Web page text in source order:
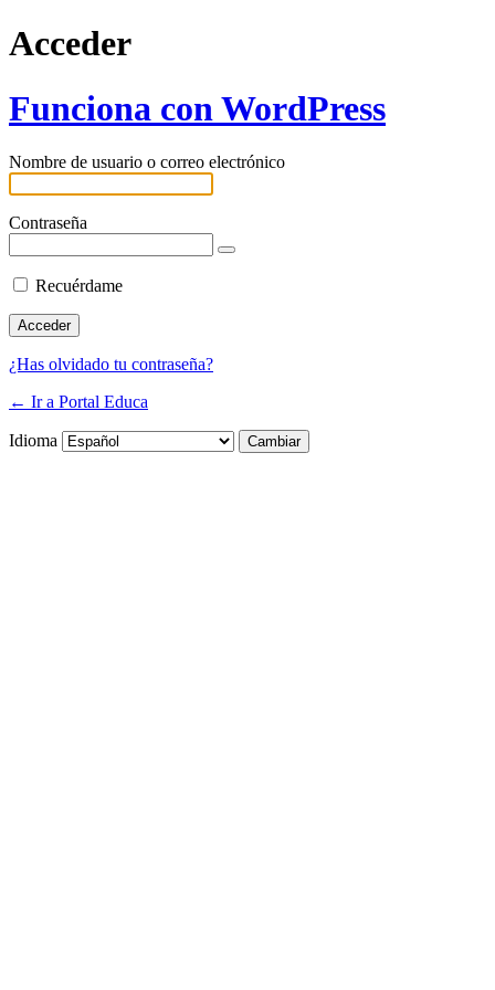
Acceder
Funciona con WordPress
Nombre de usuario o correo electrónico
Contraseña
Recuérdame
¿Has olvidado tu contraseña?
← Ir a Portal Educa
Idioma